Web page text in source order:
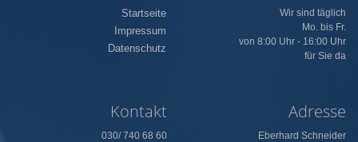
Startseite
Impressum
Datenschutz
Wir sind täglich
Mo. bis Fr.
von 8:00 Uhr - 16:00 Uhr
für Sie da
Kontakt
030/ 740 68 60
Adresse
Eberhard Schneider